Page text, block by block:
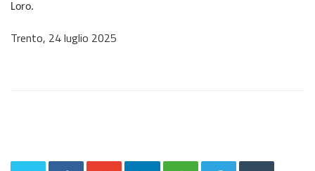
Loro.
Trento, 24 luglio 2025